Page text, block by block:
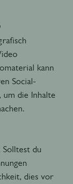
kann
Social-
um die Inhalte
du
dies vor